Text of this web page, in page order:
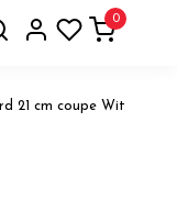
0
21 cm coupe Wit